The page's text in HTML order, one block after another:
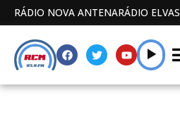
RÁDIO NOVA ANTENARÁDIO ELVAS